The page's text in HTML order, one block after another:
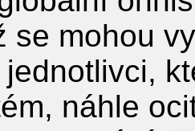
se mohou
náhle